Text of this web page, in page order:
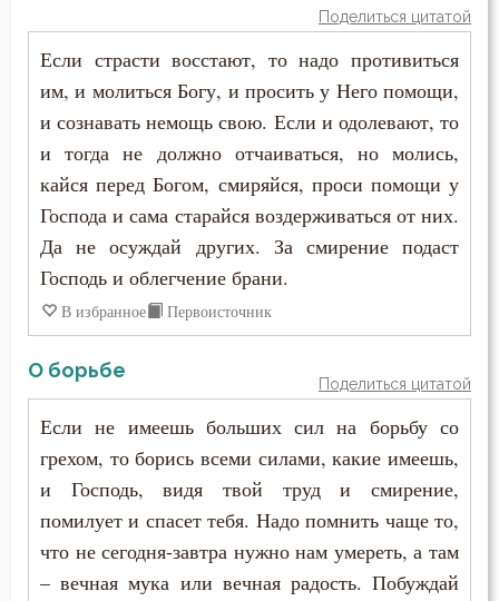
Исправление
Истина
Кротость
Лень
Ложь
Любовь
Милостыня
Молитва
Молчание
Монастырь
Монах
Иоанн Кассиан Римлянин
Иоанн Лествичник
Иоанн Мосх
Иосиф Оптинский (Литовкин)
Ириней Лионский
Исаак Сирин Ниневийский
Исихий Иерусалимский
Иустин Философ
Поделиться цитатой
Если страсти восстают, то надо противиться
им, и молиться Богу, и просить у Него помощи,
и сознавать немощь свою. Если и одолевают, то
и тогда не должно отчаиваться, но молись,
кайся перед Богом, смиряйся, проси помощи у
Господа и сама старайся воздерживаться от них.
Да не осуждай других. За смирение подаст
Господь и облегчение брани.
В избранное Первоисточник
О борьбе
Поделиться цитатой
Если не имеешь больших сил на борьбу со
грехом, то борись всеми силами, какие имеешь,
и Господь, видя твой труд и смирение,
помилует и спасет тебя. Надо помнить чаще то,
что не сегодня-завтра нужно нам умереть, а там
– вечная мука или вечная радость. Побуждай